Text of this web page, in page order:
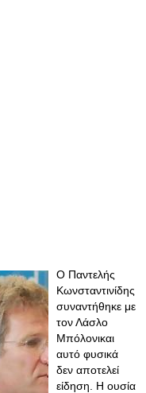
Ο Παντελής
Κωνσταντινίδης
συναντήθηκε με
τον Λάσλο
Μπόλονικαι
αυτό φυσικά
δεν αποτελεί
είδηση. Η ουσία